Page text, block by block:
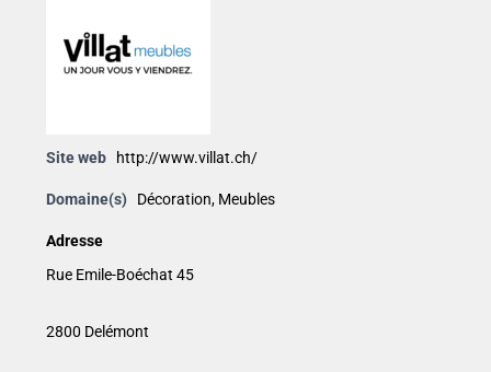
Site web http://www.villat.ch/
Domaine(s) Décoration, Meubles
Adresse
Rue Emile-Boéchat 45
2800 Delémont